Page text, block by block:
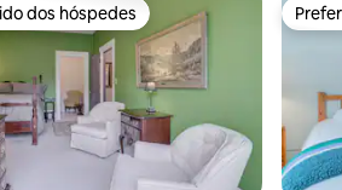
preferidos dos hóspedes
dos hóspedes